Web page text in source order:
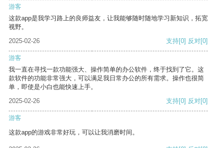
游客
这款app是我学习路上的良师益友，让我能够随时随地学习新知识，拓宽
视野。
2025-02-26
支持[0] 反对[0]
游客
我一直在寻找一款功能强大、操作简单的办公软件，终于找到了它。这
款软件的功能非常强大，可以满足我日常办公的所有需求。操作也很简
单，即使是小白也能快速上手。
2025-02-26
支持[0] 反对[0]
游客
这款app的游戏非常好玩，可以让我消磨时间。